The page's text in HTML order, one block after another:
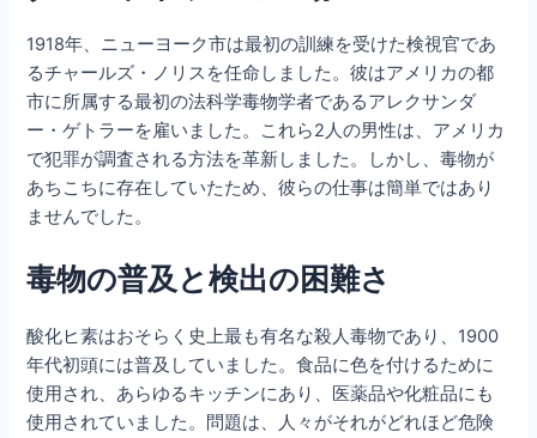
1918年、ニューヨーク市は最初の訓練を受けた検視官であ
るチャールズ・ノリスを任命しました。彼はアメリカの都
市に所属する最初の法科学毒物学者であるアレクサンダ
ー・ゲトラーを雇いました。これら2人の男性は、アメリカ
で犯罪が調査される方法を革新しました。しかし、毒物が
あちこちに存在していたため、彼らの仕事は簡単ではあり
ませんでした。
毒物の普及と検出の困難さ
酸化ヒ素はおそらく史上最も有名な殺人毒物であり、1900
年代初頭には普及していました。食品に色を付けるために
使用され、あらゆるキッチンにあり、医薬品や化粧品にも
使用されていました。問題は、人々がそれがどれほど危険